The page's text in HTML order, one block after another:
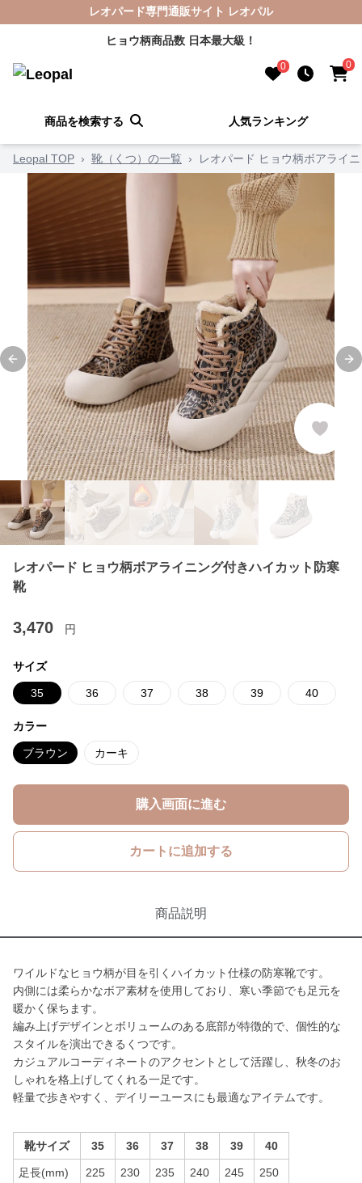
レオパード専門通販サイト レオパル
ヒョウ柄商品数 日本最大級！
0 0
商品を検索する 人気ランキング
Leopal TOP › 靴（くつ）の一覧 › レオパード ヒョウ柄ボアライ
Previous slide
レオパード ヒョウ柄ボアライニング付きハイカット防寒
靴
3,470 円
サイズ
35 36 37 38 39 40
カラー
ブラウン カーキ
購入画面に進む
カートに追加する
商品説明
ワイルドなヒョウ柄が目を引くハイカット仕様の防寒靴です。
内側には柔らかなボア素材を使用しており、寒い季節でも足元を
暖かく保ちます。
編み上げデザインとボリュームのある底部が特徴的で、個性的な
スタイルを演出できるくつです。
カジュアルコーディネートのアクセントとして活躍し、秋冬のお
しゃれを格上げしてくれる一足です。
軽量で歩きやすく、デイリーユースにも最適なアイテムです。
靴サイズ 35 36 37 38 39 40
足長(mm) 225 230 235 240 245 250